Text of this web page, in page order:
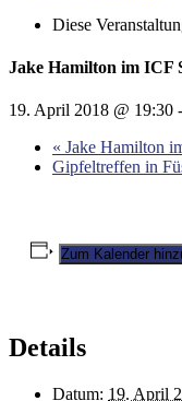
Diese
Jake Hamilton im ICF
19. April 2018 @ 19:30 -
« Jake Hamilton
Gipfeltreffen in
Zum Kalender
Details
Datum: 19. April